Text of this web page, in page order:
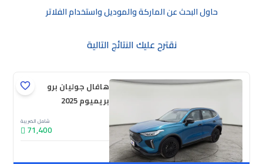
حاول البحث عن الماركة والموديل واستخدام الفلاتر
نقترح عليك النتائج التالية
هافال جوليان برو
بريميوم 2025
شامل الضريبة
71,400
جديدة
ملوحة